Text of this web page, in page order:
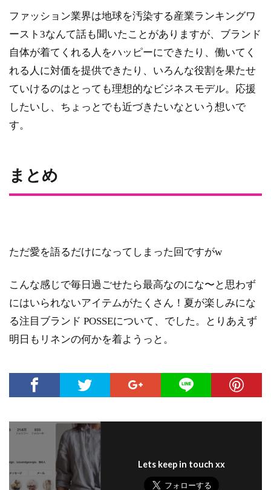
ファッション業界は地球を汚染する産業ランキングワ
ースト3なんて話も聞いたことがありますが、ブランド
自体が着てくれる人をハッピーにできたり、働いてく
れる人に対価を提供できたり、いろんな役割を果たせ
ていけるのはとっても理想的なビジネスモデル。応援
したいし、ちょっとでも近づきたいなという想いで
す。
まとめ
ただ愛を語るだけになってしまった回ですがw
こんな感じで毎日過ごせたら最高なのにな〜と思わず
にはいられないアイテムがたくさん！夏が楽しみにな
る注目ブランド POSSEについて、でした。とりあえず
明日もリネンの何かを着ようっと。
Lets keep in touch xx